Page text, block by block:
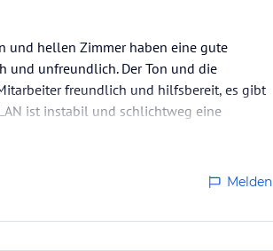
und hellen Zimmer haben eine gute
und unfreundlich. Der Ton und die
freundlich und hilfsbereit, es gibt
ist instabil und schlichtweg eine
Melden